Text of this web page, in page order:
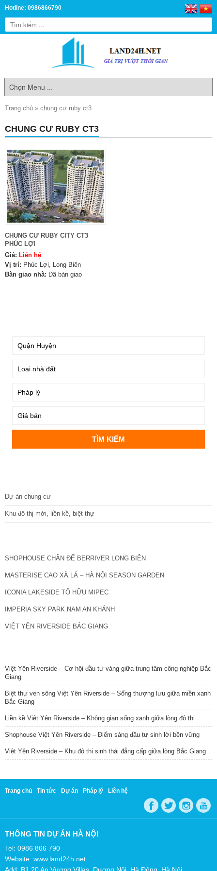
Hotline: 0986866790
Trang chủ » chung cư ruby ct3
CHUNG CƯ RUBY CT3
CHUNG CƯ RUBY CITY CT3
PHÚC LỢI
Giá: Liên hệ
Vị trí: Phúc Lợi, Long Biên
Bàn giao nhà: Đã bàn giao
Dự án chung cư
Khu đô thị mới, liền kề, biệt thự
SHOPHOUSE CHÂN ĐẾ BERRIVER LONG BIÊN
MASTERISE CAO XÀ LÁ – HÀ NỘI SEASON GARDEN
ICONIA LAKESIDE TỐ HỮU MIPEC
IMPERIA SKY PARK NAM AN KHÁNH
VIỆT YÊN RIVERSIDE BẮC GIANG
Việt Yên Riverside – Cơ hội đầu tư vàng giữa trung tâm công nghiệp Bắc
Giang
Biệt thự ven sông Việt Yên Riverside – Sống thượng lưu giữa miền xanh
Bắc Giang
Liền kề Việt Yên Riverside – Không gian sống xanh giữa lòng đô thị
Shophouse Việt Yên Riverside – Điểm sáng đầu tư sinh lời bền vững
Việt Yên Riverside – Khu đô thị sinh thái đẳng cấp giữa lòng Bắc Giang
Trang chủ Tin tức Dự án Pháp lý Liên hệ
THÔNG TIN DỰ ÁN HÀ NỘI
Tel: 0986 866 790
Website: www.land24h.net